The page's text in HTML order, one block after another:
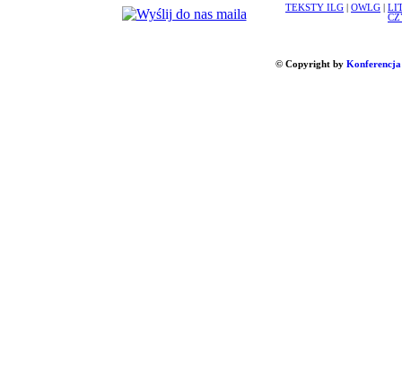
TEKSTY ILG OWLG
© Copyright by Konferencja